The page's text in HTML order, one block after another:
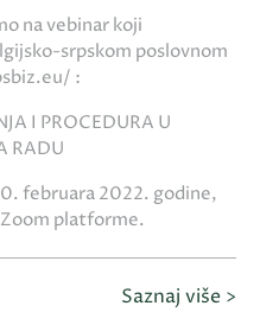
na vebinar koji
srpskom poslovnom
:
I PROCEDURA U
RADU
februara 2022. godine,
platforme.
Saznaj više >